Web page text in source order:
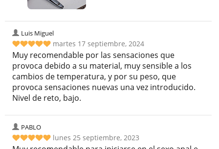
Luis Miguel
martes 17 septiembre, 2024
Muy recomendable por las sensaciones que
provoca debido a su material, muy sensible a los
cambios de temperatura, y por su peso, que
provoca sensaciones nuevas una vez introducido.
Nivel de reto, bajo.
PABLO
lunes 25 septiembre, 2023